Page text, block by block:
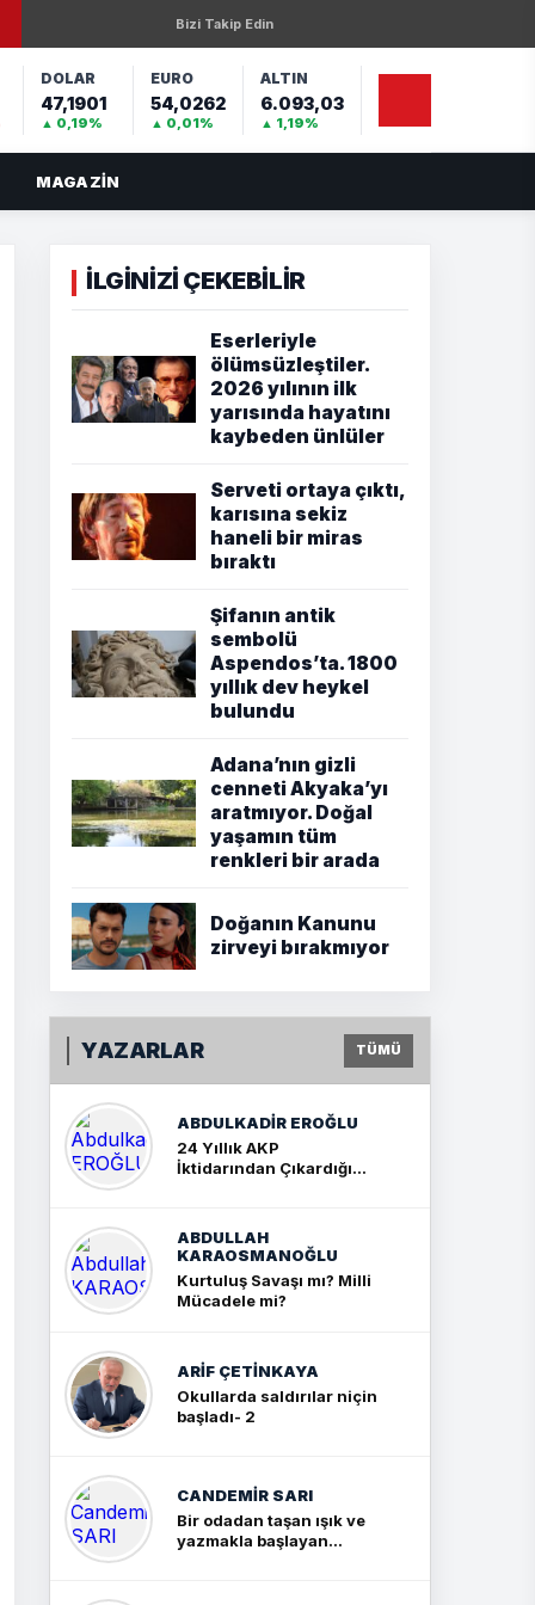
Bizi Takip Edin
DOLAR
47,1901
▲ 0,19%
EURO
54,0262
▲ 0,01%
ALTIN
6.093,03
▲ 1,19%
MAGAZIN
İLGİNİZİ ÇEKEBİLİR
Eserleriyle
ölümsüzleştiler.
2026 yılının ilk
yarısında hayatını
kaybeden ünlüler
Serveti ortaya çıktı,
karısına sekiz
haneli bir miras
bıraktı
Şifanın antik
sembolü
Aspendos’ta. 1800
yıllık dev heykel
bulundu
Adana’nın gizli
cenneti Akyaka’yı
aratmıyor. Doğal
yaşamın tüm
renkleri bir arada
Doğanın Kanunu
zirveyi bırakmıyor
YAZARLAR TÜMÜ
ABDULKADIR EROĞLU
24 Yıllık AKP
İktidarından Çıkardığım
ABDULLAH
KARAOSMANOĞLU
Kurtuluş Savaşı mı? Milli
Mücadele mi?
ARIF ÇETİNKAYA
Okullarda saldırılar niçin
başladı- 2
CANDEMIR SARI
Bir odadan taşan ışık ve
yazmakla başlayan